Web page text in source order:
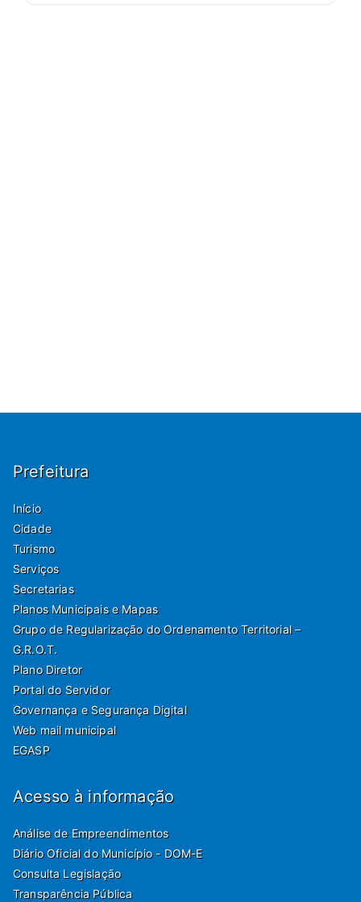
Prefeitura
Início
Cidade
Turismo
Serviços
Secretarias
Planos Municipais e Mapas
Grupo de Regularização do Ordenamento Territorial –
G.R.O.T.
Plano Diretor
Portal do Servidor
Governança e Segurança Digital
Web mail municipal
EGASP
Acesso à informação
Análise de Empreendimentos
Diário Oficial do Município - DOM-E
Consulta Legislação
Transparência Pública